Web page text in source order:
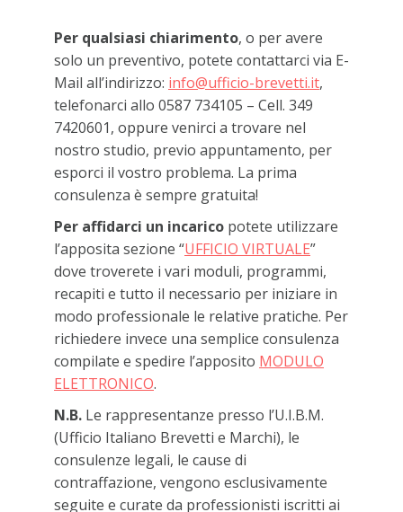
Per qualsiasi chiarimento, o per avere
solo un preventivo, potete contattarci via E-
Mail all’indirizzo: info@ufficio-brevetti.it,
telefonarci allo 0587 734105 – Cell. 349
7420601, oppure venirci a trovare nel
nostro studio, previo appuntamento, per
esporci il vostro problema. La prima
consulenza è sempre gratuita!
Per affidarci un incarico potete utilizzare
l’apposita sezione “UFFICIO VIRTUALE”
dove troverete i vari moduli, programmi,
recapiti e tutto il necessario per iniziare in
modo professionale le relative pratiche. Per
richiedere invece una semplice consulenza
compilate e spedire l’apposito MODULO
ELETTRONICO.
N.B. Le rappresentanze presso l’U.I.B.M.
(Ufficio Italiano Brevetti e Marchi), le
consulenze legali, le cause di
contraffazione, vengono esclusivamente
seguite e curate da professionisti iscritti ai